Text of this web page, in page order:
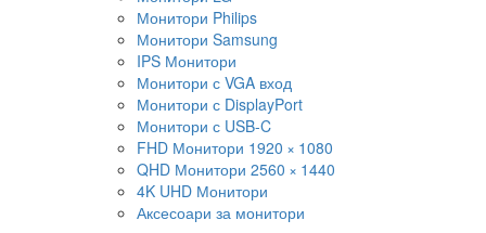
Монитори Philips
Монитори Samsung
IPS Монитори
Монитори с VGA вход
Монитори с DisplayPort
Монитори с USB-C
FHD Монитори 1920 × 1080
QHD Монитори 2560 × 1440
4K UHD Монитори
Аксесоари за монитори